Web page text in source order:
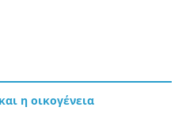
η οικογένεια